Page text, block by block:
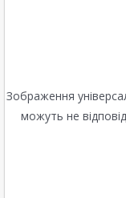
Зображення
можуть не